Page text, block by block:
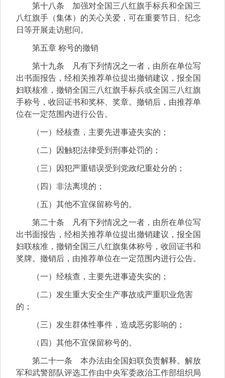
第十八条 加强对全国三八红旗手标兵和全国三
八红旗手（集体）的关心关爱，可在重要节日、纪念
日等开展走访慰问。
第五章 称号的撤销
第十九条 凡有下列情况之一者，由所在单位写
出书面报告，经相关推荐单位提出撤销建议，报全国
妇联核准，撤销全国三八红旗手标兵或全国三八红旗
手称号，收回证书和奖杯、奖章。撤销后，由推荐单
位在一定范围内进行公告。
（一）经核查，主要先进事迹失实的；
（二）因触犯法律受到刑事处罚的；
（三）因犯严重错误受到党政纪重处分的；
（四）非法离境的；
（五）其他不宜保留称号的。
第二十条 凡有下列情况之一者，由所在单位写
出书面报告，经相关推荐单位提出撤销建议，报全国
妇联核准，撤销全国三八红旗集体称号，收回证书和
奖牌。撤销后，由推荐单位在一定范围内进行公告。
（一）经核查，主要先进事迹失实的；
（二）发生重大安全生产事故或严重职业危害
的；
（三）发生群体性事件，造成恶劣影响的；
（四）其他不宜保留称号的。
第二十一条 本办法由全国妇联负责解释。解放
军和武警部队评选工作由中央军委政治工作部组织局